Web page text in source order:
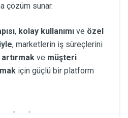
çözüm sunar.
, kolay kullanımı ve özel
, marketlerin iş süreçlerini
artırmak ve müşteri
için güçlü bir platform